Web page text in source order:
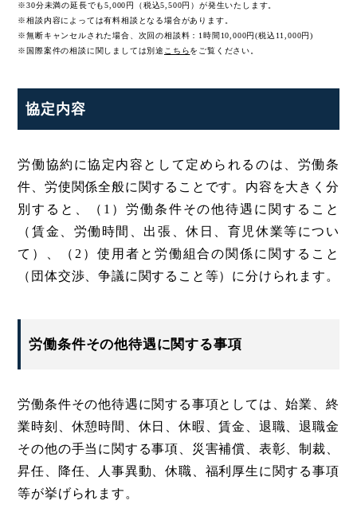
※30分未満の延長でも5,000円（税込5,500円）が発生いたします。
※相談内容によっては有料相談となる場合があります。
※無断キャンセルされた場合、次回の相談料：1時間10,000円(税込11,000円)
※国際案件の相談に関しましては別途 こちらをご覧ください。
協定内容
労働協約に協定内容として定められるのは、労働条
件、労使関係全般に関することです。内容を大きく分
別すると、（1）労働条件その他待遇に関すること
（賃金、労働時間、出張、休日、育児休業等につい
て）、（2）使用者と労働組合の関係に関すること
（団体交渉、争議に関すること等）に分けられます。
労働条件その他待遇に関する事項
労働条件その他待遇に関する事項としては、始業、終
業時刻、休憩時間、休日、休暇、賃金、退職、退職金
その他の手当に関する事項、災害補償、表彰、制裁、
昇任、降任、人事異動、休職、福利厚生に関する事項
等が挙げられます。